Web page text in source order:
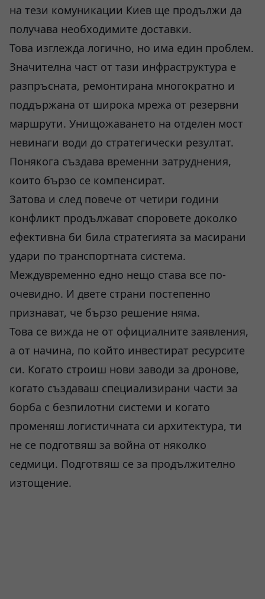
на тези комуникации Киев ще продължи да
получава необходимите доставки.
Това изглежда логично, но има един проблем.
Значителна част от тази инфраструктура е
разпръсната, ремонтирана многократно и
поддържана от широка мрежа от резервни
маршрути. Унищожаването на отделен мост
невинаги води до стратегически резултат.
Понякога създава временни затруднения,
които бързо се компенсират.
Затова и след повече от четири години
конфликт продължават споровете доколко
ефективна би била стратегията за масирани
удари по транспортната система.
Междувременно едно нещо става все по-
очевидно. И двете страни постепенно
признават, че бързо решение няма.
Това се вижда не от официалните заявления,
а от начина, по който инвестират ресурсите
си. Когато строиш нови заводи за дронове,
когато създаваш специализирани части за
борба с безпилотни системи и когато
променяш логистичната си архитектура, ти
не се подготвяш за война от няколко
седмици. Подготвяш се за продължително
изтощение.